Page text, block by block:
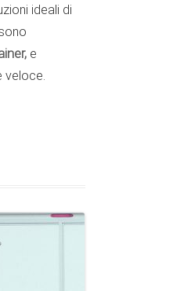
ideali di
e
veloce.